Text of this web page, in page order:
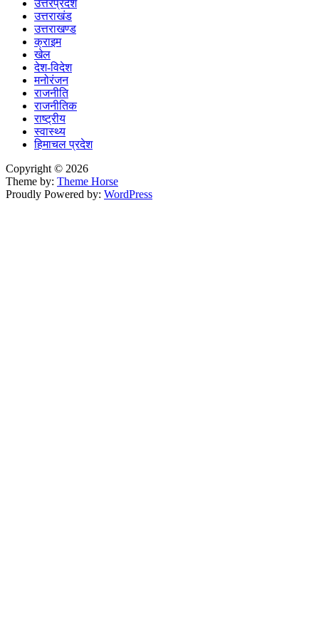
उत्तरप्रदेश
उत्तराखंड
उत्तराखण्ड
क्राइम
खेल
देश-विदेश
मनोरंजन
राजनीति
राजनीतिक
राष्ट्रीय
स्वास्थ्य
हिमाचल प्रदेश
Copyright © 2026
Theme by: Theme Horse
Proudly Powered by: WordPress